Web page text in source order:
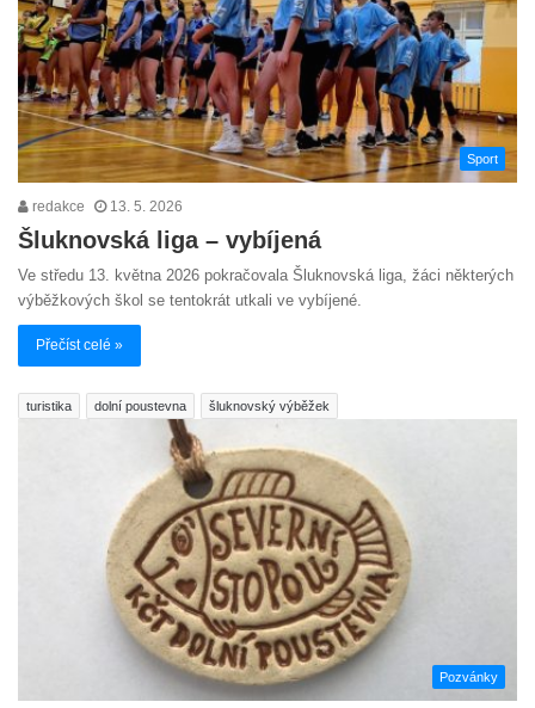
Sport
redakce 13. 5. 2026
Šluknovská liga – vybíjená
Ve středu 13. května 2026 pokračovala Šluknovská liga, žáci některých
výběžkových škol se tentokrát utkali ve vybíjené.
Přečíst celé »
turistika dolní poustevna šluknovský výběžek
Pozvánky